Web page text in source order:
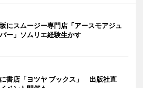
にスムージー専門店「アースモアジュ
ー」ソムリエ経験生かす
書店「ヨツヤ ブックス」 出版社直